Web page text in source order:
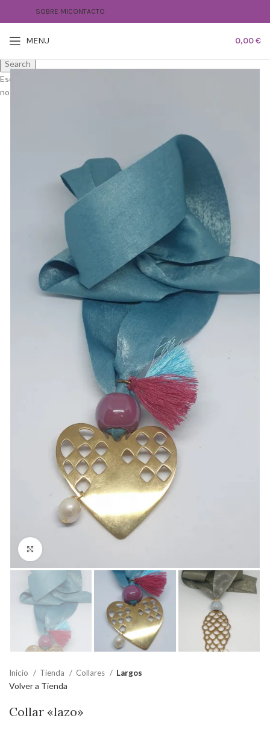
SOBRE MICONTACTO
MENU 0,00€
Inicio Tienda Collares Largos
Volver a Tienda
Collar «lazo»
Search
Escribe lo que buscas, y si no lo encuentras puedes contactar con
nosotros!